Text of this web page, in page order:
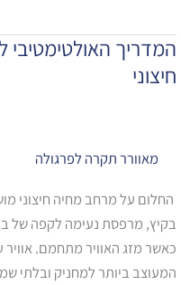
המדריך האולטימטיבי
חיצוני
מאוורר תקרה לפרגולה
החלום על מרחב מחיה חיצוני
בקיץ, מרפסת נעימה לקפה של
כאשר מזג האוויר מתחמם.
המעוצב ביותר למחניק ובלתי
המדריך
האולטימטיבי
חיצוני